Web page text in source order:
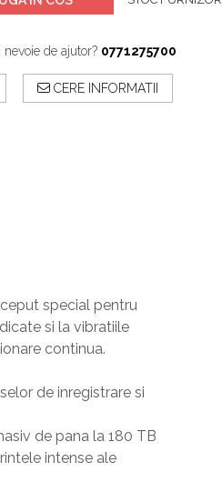
nevoie de ajutor? 0771275700
CERE INFORMATII
special pentru
si la vibratiile
continua.
de inregistrare si
de pana la 180 TB
intense ale